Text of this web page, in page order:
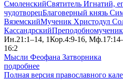
СмоленскийСвятитель Игнатий,
чудотворецБлаговерный князь
ВяземскийМученик Христодул
Кассандрский
Ин.21:1–14, 1Кор.4:9-16,
16:2
Мысли Феофана Затворника
подробнее
Полная версия православного